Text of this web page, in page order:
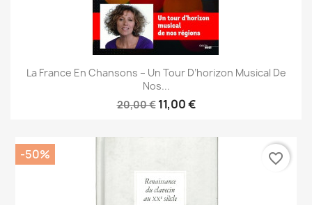
La France En Chansons – Un Tour D’horizon Musical De
Nos...
20,00 € 11,00 €
-50% favorite_border